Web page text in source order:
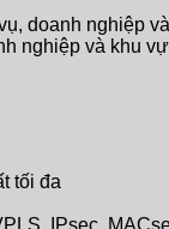
doanh nghiệp
nghiệp và khu
tối đa